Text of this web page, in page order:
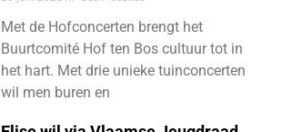
Met de Hofconcerten brengt het
Buurtcomité Hof ten Bos cultuur tot in
het hart. Met drie unieke tuinconcerten
wil men buren en